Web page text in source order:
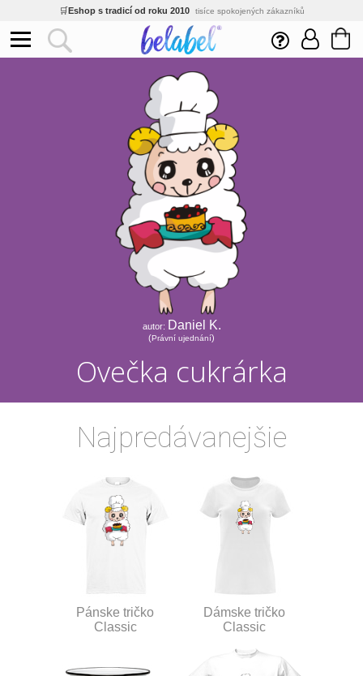
Ekologický a zdravotně nezávadný žádná čína, barvy s certifikáty
Inovativní výroba vlastní vývoj, nejnovější technologie
Rychlé dodání expedujeme do 24h
Výhodné pro firmy velké množstevní slevy
Kvalita pod kontrolou jsme přímý výrobce, žádný zprostředkovatel
Eshop s tradicí od roku 2010 tisíce spokojených zákazníků
autor: Daniel K.
(Právní ujednání)
Ovečka cukrárka
Najpredávanejšie
Pánske tričko
Classic
Dámske tričko
Classic